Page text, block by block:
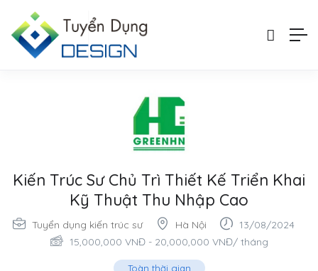
Kiến Trúc Sư Chủ Trì Thiết Kế Triển Khai
Kỹ Thuật Thu Nhập Cao
Tuyển dụng kiến trúc sư Hà Nội
13/08/2024
15,000,000 VNĐ- 20,000,000 VNĐ/ tháng
Toàn thời gian